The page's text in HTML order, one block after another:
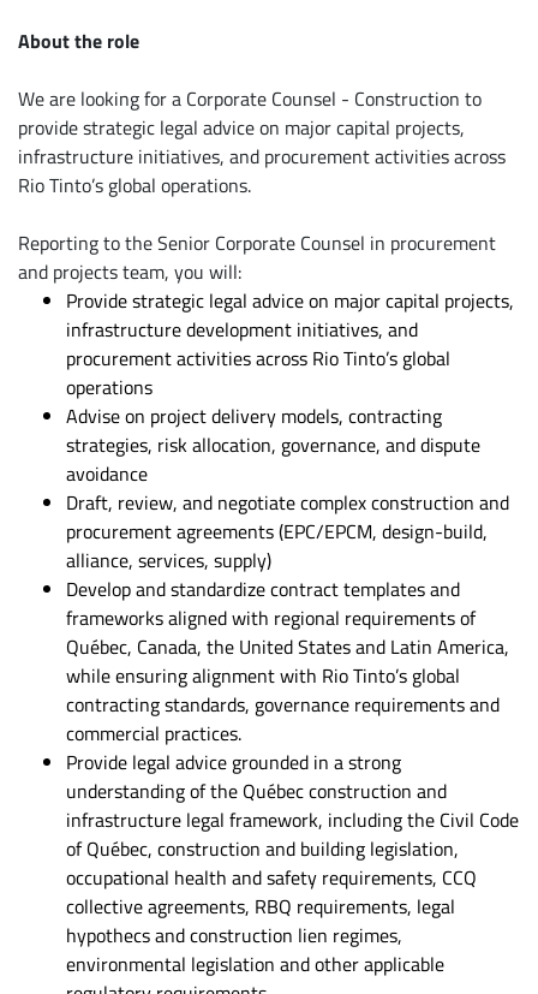
About the role
We are looking for a Corporate Counsel - Construction to
provide strategic legal advice on major capital projects,
infrastructure initiatives, and procurement activities across
Rio Tinto’s global operations.
Reporting to the Senior Corporate Counsel in procurement
and projects team, you will:
Provide strategic legal advice on major capital projects,
infrastructure development initiatives, and
procurement activities across Rio Tinto’s global
operations
Advise on project delivery models, contracting
strategies, risk allocation, governance, and dispute
avoidance
Draft, review, and negotiate complex construction and
procurement agreements (EPC/EPCM, design-build,
alliance, services, supply)
Develop and standardize contract templates and
frameworks aligned with regional requirements of
Québec, Canada, the United States and Latin America,
while ensuring alignment with Rio Tinto’s global
contracting standards, governance requirements and
commercial practices.
Provide legal advice grounded in a strong
understanding of the Québec construction and
infrastructure legal framework, including the Civil Code
of Québec, construction and building legislation,
occupational health and safety requirements, CCQ
collective agreements, RBQ requirements, legal
hypothecs and construction lien regimes,
environmental legislation and other applicable